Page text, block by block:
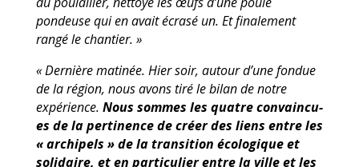
pondeuse qui en avait écrasé un. Etfinalement
rangé le chantier. »
« Dernière matinée. Hier soir, autour d’une fondue
de la région, nous avons tiré le bilan denotre
expérience. Nous sommes les quatre convaincu-
es de la pertinence de créer des liens entre les
« archipels » de la transition écologique et
solidaire, et en particulier entre la ville etles